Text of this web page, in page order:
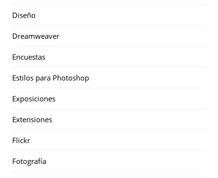
Diseño
Dreamweaver
Encuestas
Estilos para Photoshop
Exposiciones
Extensiones
Flickr
Fotografía